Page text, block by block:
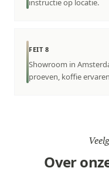
instructie op locatie.
FEIT 8
Showroom in
proeven, koffie
Over